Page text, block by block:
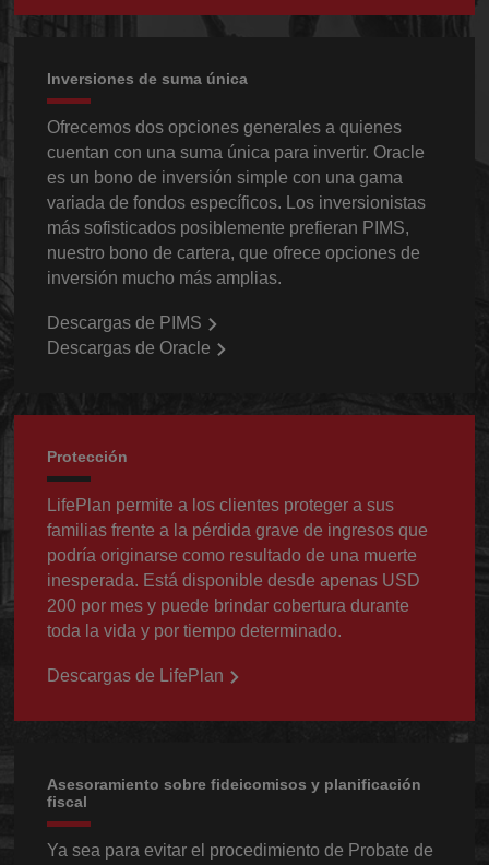
Inversiones de suma única
Ofrecemos dos opciones generales a quienes
cuentan con una suma única para invertir. Oracle
es un bono de inversión simple con una gama
variada de fondos específicos. Los inversionistas
más sofisticados posiblemente prefieran PIMS,
nuestro bono de cartera, que ofrece opciones de
inversión mucho más amplias.
Descargas de PIMS
Descargas de Oracle
Protección
LifePlan permite a los clientes proteger a sus
familias frente a la pérdida grave de ingresos que
podría originarse como resultado de una muerte
inesperada. Está disponible desde apenas USD
200 por mes y puede brindar cobertura durante
toda la vida y por tiempo determinado.
Descargas de LifePlan
Asesoramiento sobre fideicomisos y planificación
fiscal
Ya sea para evitar el procedimiento de Probate de